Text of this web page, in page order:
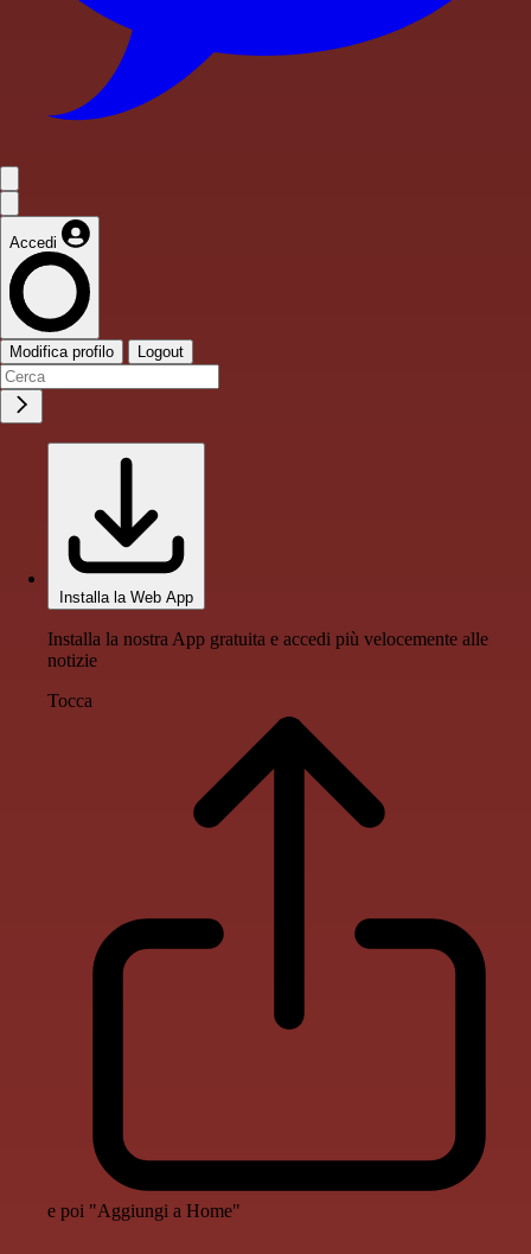
Accedi
Modifica profilo Logout
Installa la Web App
Installa la nostra App gratuita e accedi più velocemente alle
notizie
Tocca
e poi "Aggiungi a Home"